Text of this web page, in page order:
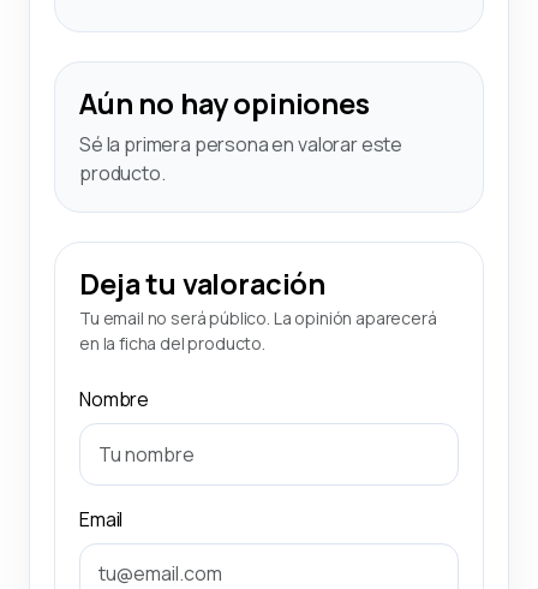
Aún no hay opiniones
Sé la primera persona en valorar este
producto.
Deja tu valoración
Tu email no será público. La opinión aparecerá
en la ficha del producto.
Nombre
Email